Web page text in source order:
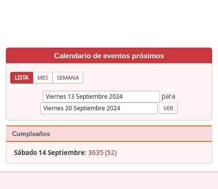
Calendario de eventos próximos
LISTA MES SEMANA
para
Cumpleaños
Sábado 14 Septiembre: 3635 (52)